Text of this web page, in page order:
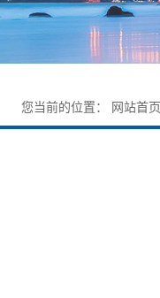
您当前的位置： 网站首页